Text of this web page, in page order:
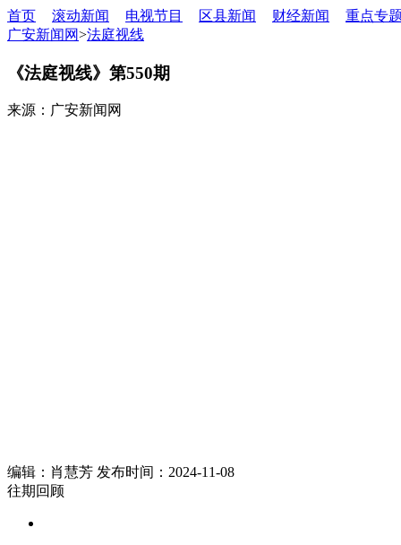
首页 滚动新闻 电视节目 区县新闻 财经新闻
重点专
广安新闻网>法庭视线
《法庭视线》第550期
来源：广安新闻网
编辑：肖慧芳 发布时间：2024-11-08
往期回顾